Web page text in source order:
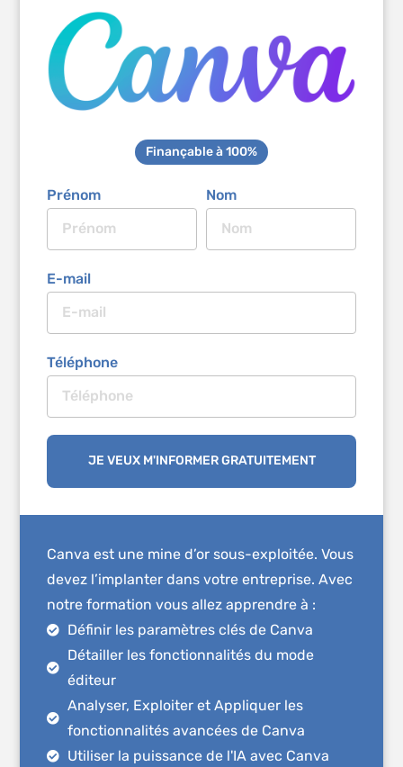
Canva est une mine d’or sous-exploitée. Vous
devez l’implanter dans votre entreprise. Avec
notre formation vous allez apprendre à :
Définir les paramètres clés de Canva
Détailler les fonctionnalités du mode
éditeur
Analyser, Exploiter et Appliquer les
fonctionnalités avancées de Canva
Utiliser la puissance de l'IA avec Canva
Finançable à 100%
Prénom Nom
E-mail
Téléphone
JE VEUX M'INFORMER GRATUITEMENT